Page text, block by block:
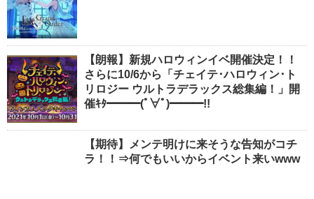
【朗報】新規ハロウィンイベ開催決定！！
さらに10/6から「チェイテ･ハロウィン･ト
リロジー ウルトラデラックス総集編！」開
催ｷﾀ━━━(ﾟ∀ﾟ)━━━!!
【期待】メンテ明けに来そうな告知がコチ
ラ！！⇒何でもいいからイベント来いwww